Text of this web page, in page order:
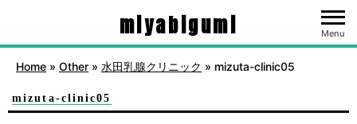
miyabigumi Menu
Home » Other » 水田乳腺クリニック » mizuta-clinic05
mizuta-clinic05